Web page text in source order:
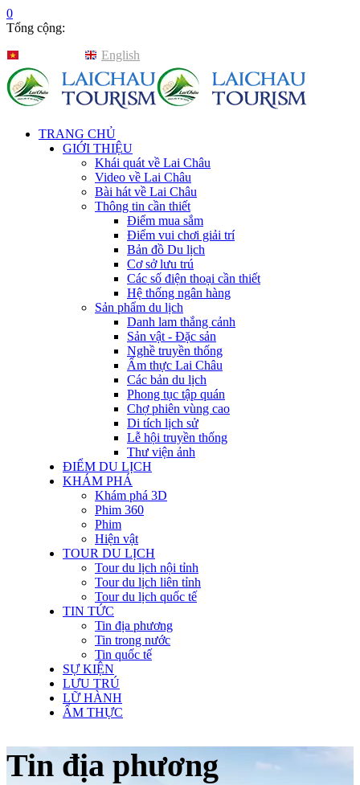
0
Tổng cộng:
English
TRANG CHỦ
GIỚI THIỆU
Khái quát về Lai Châu
Video về Lai Châu
Bài hát về Lai Châu
Thông tin cần thiết
Điểm mua sắm
Điểm vui chơi giải trí
Bản đồ Du lịch
Cơ sở lưu trú
Các số điện thoại cần thiết
Hệ thống ngân hàng
Sản phẩm du lịch
Danh lam thắng cảnh
Sản vật - Đặc sản
Nghề truyền thống
Ẩm thực Lai Châu
Các bản du lịch
Phong tục tập quán
Chợ phiên vùng cao
Di tích lịch sử
Lễ hội truyền thống
Thư viện ảnh
ĐIỂM DU LỊCH
KHÁM PHÁ
Khám phá 3D
Phim 360
Phim
Hiện vật
TOUR DU LỊCH
Tour du lịch nội tỉnh
Tour du lịch liên tỉnh
Tour du lịch quốc tế
TIN TỨC
Tin địa phương
Tin trong nước
Tin quốc tế
SỰ KIỆN
LƯU TRÚ
LỮ HÀNH
ẨM THỰC
Tin địa phương